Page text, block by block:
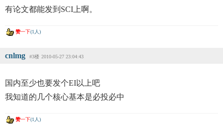
有论文都能发到SCI上啊。
赞一下(1人)
cnlmg #3楼 2010-05-27 23:04:43
国内至少也要发个EI以上吧
我知道的几个核心基本是必投必中
赞一下(1人)